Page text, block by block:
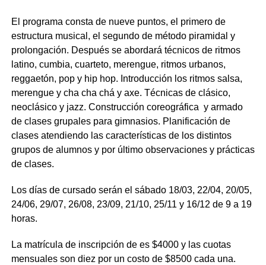
El programa consta de nueve puntos, el primero de
estructura musical, el segundo de método piramidal y
prolongación. Después se abordará técnicos de ritmos
latino, cumbia, cuarteto, merengue, ritmos urbanos,
reggaetón, pop y hip hop. Introducción los ritmos salsa,
merengue y cha cha chá y axe. Técnicas de clásico,
neoclásico y jazz. Construcción coreográfica y armado
de clases grupales para gimnasios. Planificación de
clases atendiendo las características de los distintos
grupos de alumnos y por último observaciones y prácticas
de clases.
Los días de cursado serán el sábado 18/03, 22/04, 20/05,
24/06, 29/07, 26/08, 23/09, 21/10, 25/11 y 16/12 de 9 a 19
horas.
La matrícula de inscripción de es $4000 y las cuotas
mensuales son diez por un costo de $8500 cada una.